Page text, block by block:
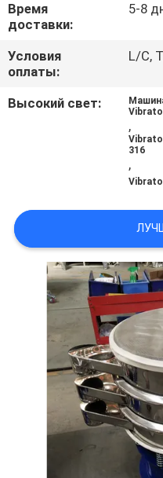
ПРОВЕРКА
КАЧЕСТВА
СВЯЖИТЕСЬ
SITEMAP
ПОЛИТИКА
УЕДИНЕНИЯ
Время
доставки:
5-8
Условия
оплаты:
L/C,
Высокий свет:
,
316
,